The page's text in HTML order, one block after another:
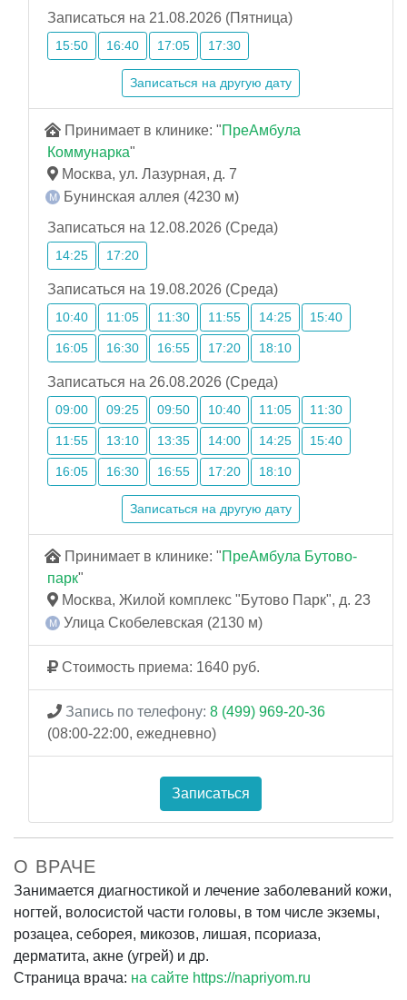
Записаться на 21.08.2026 (Пятница)
15:50 16:40 17:05 17:30
Записаться на другую дату
Принимает в клинике: "ПреАмбула
Коммунарка"
Москва, ул. Лазурная, д. 7
Бунинская аллея (4230 м)
Записаться на 12.08.2026 (Среда)
14:25 17:20
Записаться на 19.08.2026 (Среда)
10:40 11:05 11:30 11:55 14:25 15:40
16:05 16:30 16:55 17:20 18:10
Записаться на 26.08.2026 (Среда)
09:00 09:25 09:50 10:40 11:05 11:30
11:55 13:10 13:35 14:00 14:25 15:40
16:05 16:30 16:55 17:20 18:10
Записаться на другую дату
Принимает в клинике: "ПреАмбула Бутово-
парк"
Москва, Жилой комплекс "Бутово Парк", д. 23
Улица Скобелевская (2130 м)
Стоимость приема: 1640 руб.
Запись по телефону: 8 (499) 969-20-36
(08:00-22:00, ежедневно)
Записаться
О ВРАЧЕ
Занимается диагностикой и лечение заболеваний кожи,
ногтей, волосистой части головы, в том числе экземы,
розацеа, себорея, микозов, лишая, псориаза,
дерматита, акне (угрей) и др.
Страница врача: на сайте https://napriyom.ru